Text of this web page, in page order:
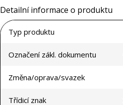
Detailní informace o produktu
Typ produktu
Označení zákl. dokumentu
Změna/oprava/svazek
Třídicí znak